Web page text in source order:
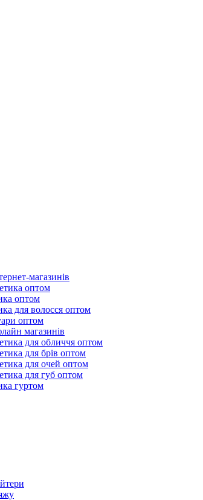
магазинів
оптом
оптом
для волосся оптом
оптом
магазинів
для обличчя оптом
для брів оптом
для очей оптом
для губ оптом
гуртом